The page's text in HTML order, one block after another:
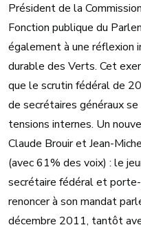
Président de la
Fonction publique du
également à une réflexion
durable des Verts. Cet
que le scrutin fédéral de
de secrétaires généraux
tensions internes. Un
Claude Brouir et Jean-
(avec 61% des voix) : le
secrétaire fédéral et
renoncer à son mandat
décembre 2011, tantôt